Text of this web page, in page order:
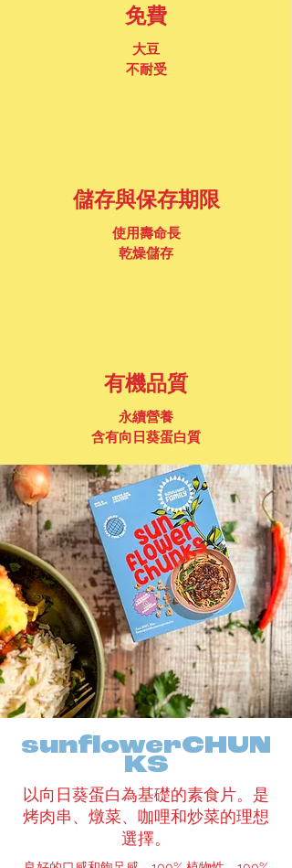
免費
大豆
不耐受
儲存與保存期限
使用壽命長
乾燥儲存
有機品質
永續營養
含有向日葵蛋白質
sunflowerCHUN
KS
以向日葵蛋白為基礎的素食片。是
烤肉串、燉菜、咖哩和炒菜的理想
選擇。